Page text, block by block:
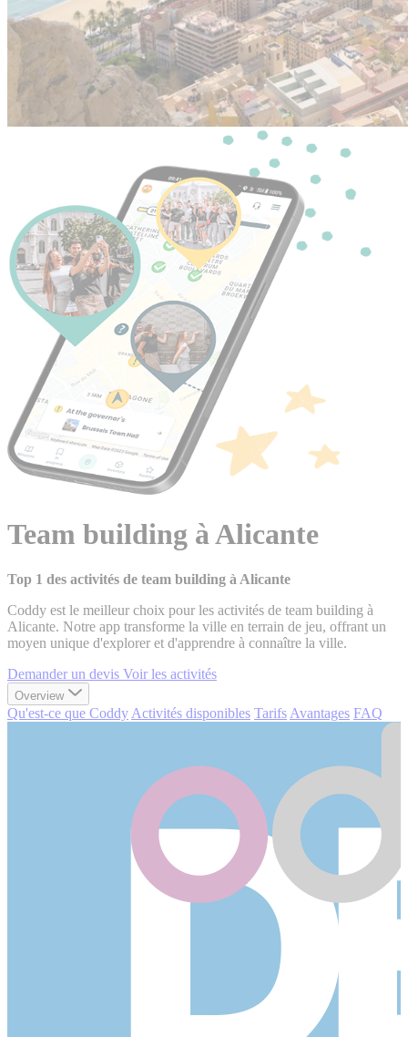
Team building à Alicante
Top 1 des activités de team building à Alicante
Coddy est le meilleur choix pour les activités de team building à
Alicante. Notre app transforme la ville en terrain de jeu, offrant un
moyen unique d'explorer et d'apprendre à connaître la ville.
Demander un devis Voir les activités
Overview
Qu'est-ce que Coddy Activités disponibles Tarifs Avantages FAQ